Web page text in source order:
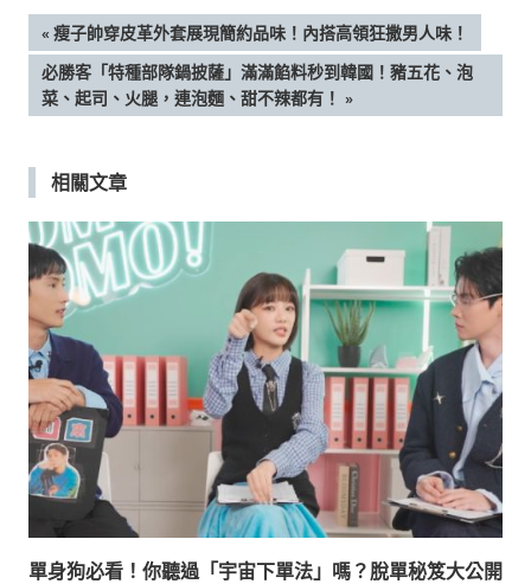
文
章
覽
PREVIOUS
POST:
瘦子帥穿皮革外套展現簡約品味！內搭高領狂撒男人味！
NEXT
POST:
必勝客「特種部隊鍋披薩」滿滿餡料秒到韓國！豬五花、泡
菜、起司、火腿，連泡麵、甜不辣都有！
相關文章
單身狗必看！你聽過「宇宙下單法」嗎？脫單秘笈大公開